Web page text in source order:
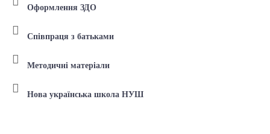
Оформлення ЗДО
Співпраця з батьками
Методичні матеріали
Нова українська школа НУШ